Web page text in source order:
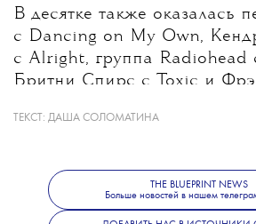
В десятке также оказалась
с Dancing on My Own,
с Alright, группа Radiohead
Бритни Спирс с Toxic и
Редакция отметила, что при
списка учитывались только
и художественное влияние,
ТЕКСТ: ДАША СОЛОМАТИНА
THE BLUEPRINT NEWS
Больше новостей в нашем